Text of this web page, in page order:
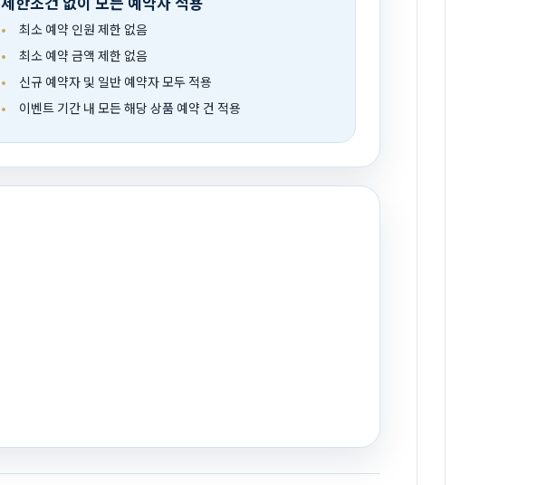
최소 예약 인원 제한 없음
최소 예약 금액 제한 없음
신규 예약자 및 일반 예약자 모두 적용
이벤트 기간 내 모든 해당 상품 예약 건 적용